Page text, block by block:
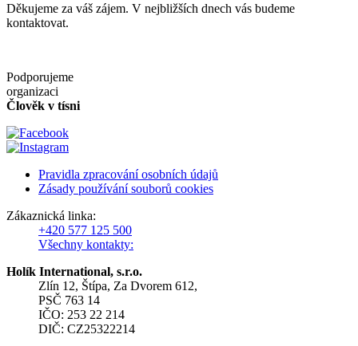
Děkujeme za váš zájem. V nejbližších dnech vás budeme
kontaktovat.
Podporujeme
organizaci
Člověk v tísni
Pravidla zpracování osobních údajů
Zásady používání souborů cookies
Zákaznická linka:
+420 577 125 500
Všechny kontakty:
Holík International, s.r.o.
Zlín 12, Štípa, Za Dvorem 612,
PSČ 763 14
IČO: 253 22 214
DIČ: CZ25322214